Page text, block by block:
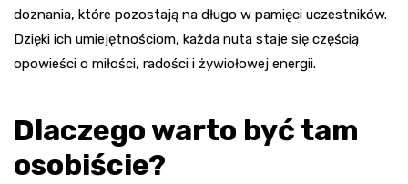
doznania, które pozostają na długo w pamięci uczestników.
Dzięki ich umiejętnościom, każda nuta staje się częścią
opowieści o miłości, radości i żywiołowej energii.
Dlaczego warto być tam
osobiście?